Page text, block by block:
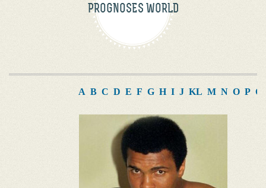
PROGNOSES WORLD
A B C D E F G H I J KL M N O P Q